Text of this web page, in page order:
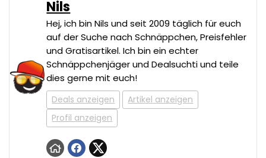
Nils
Hej, ich bin Nils und seit 2009 täglich für euch
auf der Suche nach Schnäppchen, Preisfehler
und Gratisartikel. Ich bin ein echter
Schnäppchenjäger und Dealsuchti und teile
dies gerne mit euch!
Deals anzeigen
Artikel anzeigen
Profil anzeigen